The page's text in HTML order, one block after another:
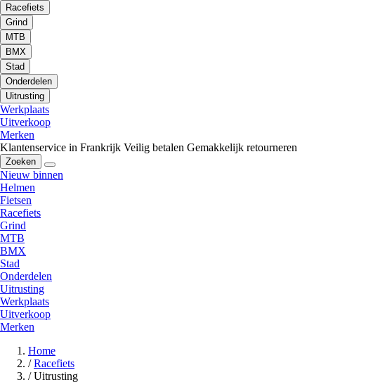
Racefiets
Grind
MTB
BMX
Stad
Onderdelen
Uitrusting
Werkplaats
Uitverkoop
Merken
Klantenservice in Frankrijk Veilig betalen Gemakkelijk retourneren
Zoeken
Nieuw binnen
Helmen
Fietsen
Racefiets
Grind
MTB
BMX
Stad
Onderdelen
Uitrusting
Werkplaats
Uitverkoop
Merken
Home
/ Racefiets
/ Uitrusting